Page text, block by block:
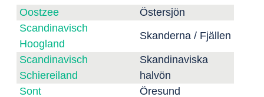
Oostzee
Östersjön
Scandinavisch
Hoogland
Skanderna / Fjällen
Scandinavisch
Schiereiland
Skandinaviska
halvön
Sont
Öresund